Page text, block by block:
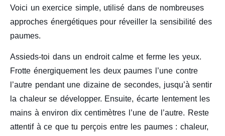
Voici un exercice simple, utilisé dans de nombreuses
approches énergétiques pour réveiller la sensibilité des
paumes.
Assieds-toi dans un endroit calme et ferme les yeux.
Frotte énergiquement les deux paumes l’une contre
l’autre pendant une dizaine de secondes, jusqu’à sentir
la chaleur se développer. Ensuite, écarte lentement les
mains à environ dix centimètres l’une de l’autre. Reste
attentif à ce que tu perçois entre les paumes : chaleur,